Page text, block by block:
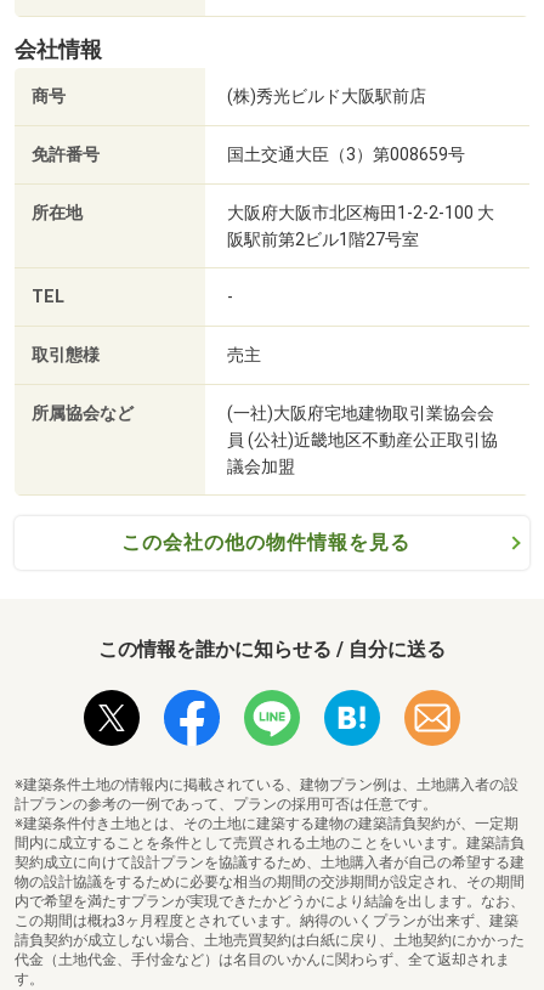
会社情報
商号 (株)秀光ビルド大阪駅前店
免許番号 国土交通大臣（3）第008659号
所在地
大阪府大阪市北区梅田1-2-2-100 大
阪駅前第2ビル1階27号室
TEL -
取引態様 売主
所属協会など
(一社)大阪府宅地建物取引業協会会
員 (公社)近畿地区不動産公正取引協
議会加盟
この会社の他の物件情報を見る
この情報を誰かに知らせる / 自分に送る
※建築条件土地の情報内に掲載されている、建物プラン例は、土地購入者の設
計プランの参考の一例であって、プランの採用可否は任意です。
※建築条件付き土地とは、その土地に建築する建物の建築請負契約が、一定期
間内に成立することを条件として売買される土地のことをいいます。建築請負
契約成立に向けて設計プランを協議するため、土地購入者が自己の希望する建
物の設計協議をするために必要な相当の期間の交渉期間が設定され、その期間
内で希望を満たすプランが実現できたかどうかにより結論を出します。なお、
この期間は概ね3ヶ月程度とされています。納得のいくプランが出来ず、建築
請負契約が成立しない場合、土地売買契約は白紙に戻り、土地契約にかかった
代金（土地代金、手付金など）は名目のいかんに関わらず、全て返却されま
す。